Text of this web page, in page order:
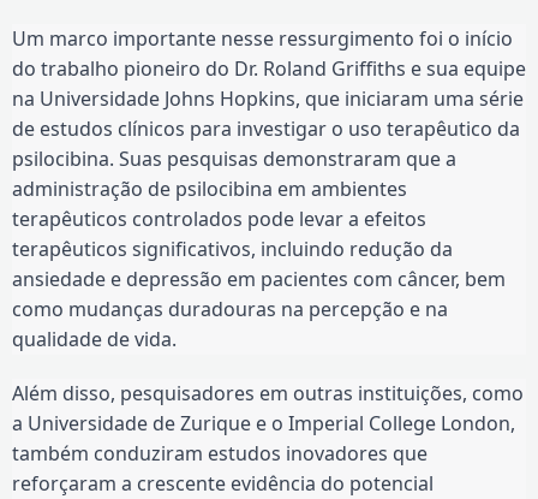
Um marco importante nesse ressurgimento foi o início
do trabalho pioneiro do Dr. Roland Griffiths e sua equipe
na Universidade Johns Hopkins, que iniciaram uma série
de estudos clínicos para investigar o uso terapêutico da
psilocibina. Suas pesquisas demonstraram que a
administração de psilocibina em ambientes
terapêuticos controlados pode levar a efeitos
terapêuticos significativos, incluindo redução da
ansiedade e depressão em pacientes com câncer, bem
como mudanças duradouras na percepção e na
qualidade de vida.
Além disso, pesquisadores em outras instituições, como
a Universidade de Zurique e o Imperial College London,
também conduziram estudos inovadores que
reforçaram a crescente evidência do potencial